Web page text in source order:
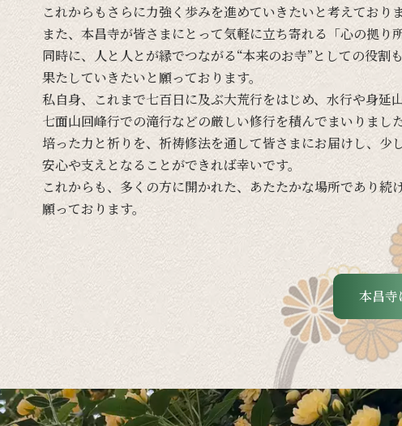
これからも さらに力強く 歩みを進めていきたいと考えており
また、 本昌寺が皆さまにとって気軽に立ち寄れる 「心の拠り
同時に、 人と 人とが縁でつながる“本来のお寺”と しての役割も
果たしていきたいと願っております。
私自身、
これまで七百日に及ぶ大荒行をはじめ、 水行や身延
七面山回峰行での滝行などの厳しい修行を積んでまいりまし
培った力と祈りを、 祈祷修法を通して皆さまにお届けし、少
安心や支えとなる ことができれば幸いです。
これからも、 多くの方に開かれた、 あたたかな場所であり続
願っております。
本昌寺